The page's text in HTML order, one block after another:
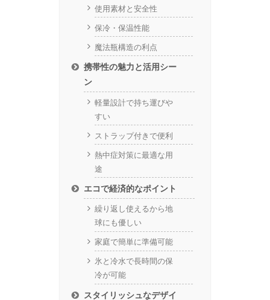
使用素材と安全性
保冷・保温性能
魔法瓶構造の利点
携帯性の魅力と活用シー
ン
軽量設計で持ち運びや
すい
ストラップ付きで便利
熱中症対策に最適な用
途
エコで経済的なポイント
繰り返し使えるから地
球にも優しい
家庭で簡単に準備可能
氷と冷水で長時間の保
冷が可能
スタイリッシュなデザイ